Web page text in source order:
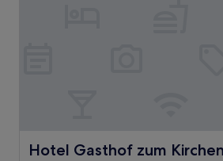
Hotel Gasthof zum
Hotel Gasthof zum Kirchenwirt